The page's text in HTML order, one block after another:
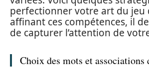
perfectionner votre art du jeu
affinant ces compétences, il
de capturer l’attention de
Choix des mots et associations